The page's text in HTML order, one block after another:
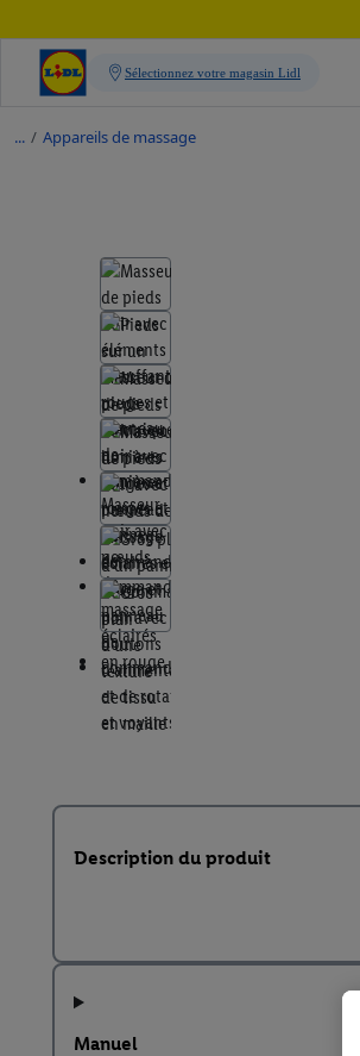
/ Appareils de massage
Description du produit
Manuel